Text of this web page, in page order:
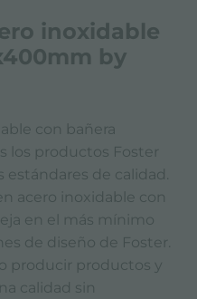
inoxidable
by
con bañera
los productos Foster
de calidad.
acero inoxidable con
en el más mínimo
de diseño de Foster.
producir productos y
calidad sin